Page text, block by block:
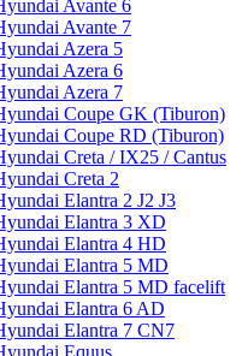
Avante 6
Avante 7
Azera 5
Azera 6
Azera 7
Coupe GK (Tiburon)
Coupe RD (Tiburon)
Creta / IX25 / Cantus
Creta 2
Elantra 2 J2 J3
Elantra 3 XD
Elantra 4 HD
Elantra 5 MD
Elantra 5 MD facelift
Elantra 6 AD
Elantra 7 CN7
Equus